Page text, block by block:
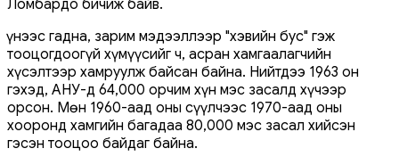
Ломбардо бичиж байв.
Үүнээс гадна, зарим мэдээллээр "хэвийн бус" гэж
тооцогдоогүй хүмүүсийг ч, асран хамгаалагчийн
хүсэлтээр хамруулж байсан байна. Нийтдээ 1963 он
гэхэд, АНУ-д 64,000 орчим хүн мэс засалд хүчээр
орсон. Мөн 1960-аад оны сүүлчээс 1970-аад оны
хооронд хамгийн багадаа 80,000 мэс засал хийсэн
гэсэн тооцоо байдаг байна.